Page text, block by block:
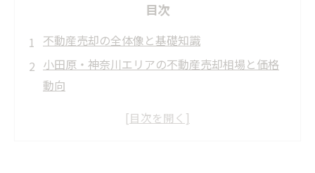
目次
不動産売却の全体像と基礎知識
小田原・神奈川エリアの不動産売却相場と価格
動向
小田原市・板橋・城山のエリア別売却相場詳細